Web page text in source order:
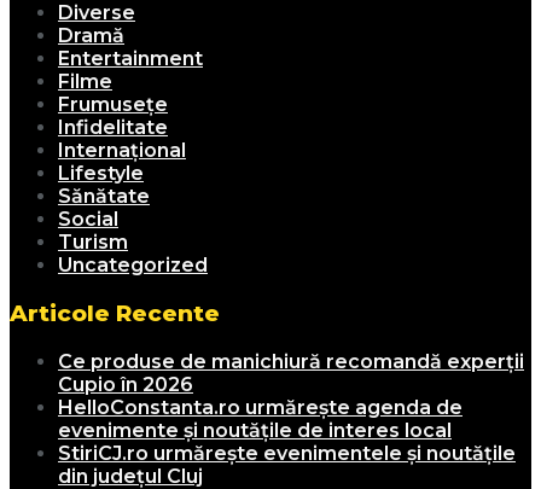
Diverse
Dramă
Entertainment
Filme
Frumusețe
Infidelitate
Internațional
Lifestyle
Sănătate
Social
Turism
Uncategorized
Articole Recente
Ce produse de manichiură recomandă experții
Cupio în 2026
HelloConstanta.ro urmărește agenda de
evenimente și noutățile de interes local
StiriCJ.ro urmărește evenimentele și noutățile
din județul Cluj